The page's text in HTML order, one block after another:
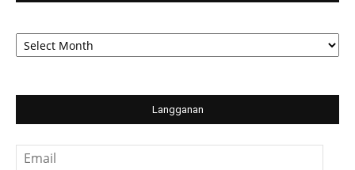
Arsip
Berita
Langganan
Email